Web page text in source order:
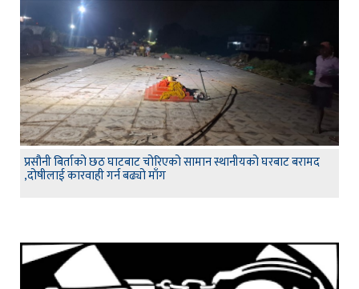
प्रसौनी बिर्ताको छठ घाटबाट चोरिएको सामान स्थानीयको घरबाट बरामद
,दोषीलाई कारवाही गर्न बढ्यो माँग